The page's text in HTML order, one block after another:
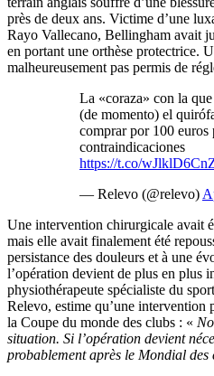
près de deux ans. Victime d’une
Rayo Vallecano, Bellingham avait
en portant une orthèse protectrice.
malheureusement pas permis de
La «coraza» con la
(de momento) el
comprar por 100 euros
contraindicaciones
https://t.co/
— Relevo (@relevo)
Une intervention chirurgicale avait
mais elle avait finalement été
persistance des douleurs et à une
l’opération devient de plus en plus
physiothérapeute spécialiste du
Relevo, estime qu’une intervention
la Coupe du monde des clubs : «
situation. Si l’opération devient
probablement après le Mondial des